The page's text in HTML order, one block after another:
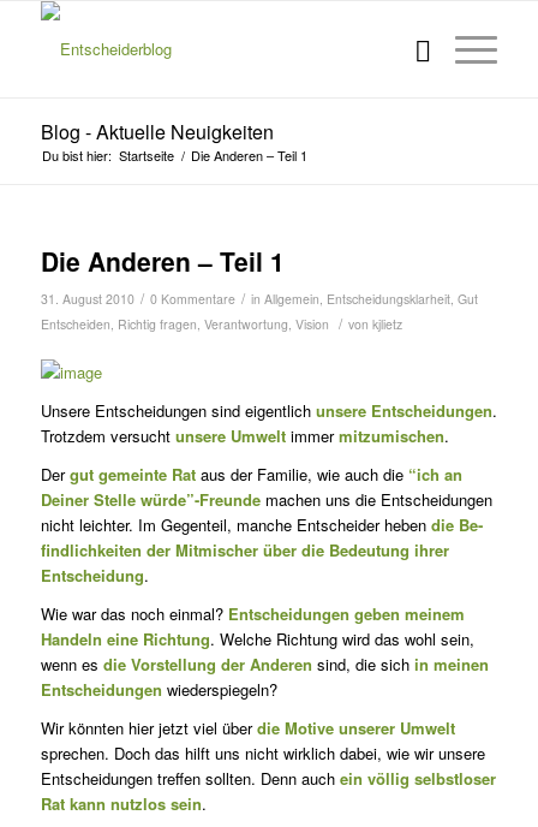
Blog - Aktuelle Neuigkeiten
Du bist hier: Startseite / Die Anderen – Teil 1
Die Anderen – Teil 1
31. August 2010 / 0 Kommentare / in Allgemein, Entscheidungsklarheit, Gut
Entscheiden, Richtig fragen, Verantwortung, Vision / von kjlietz
Unsere Entscheidungen sind eigentlich unsere Entscheidun­gen.
Trotz­dem versucht unsere Umweltimmermitzumischen.
Dergut gemeinte Rataus der Familie, wie auch die “ich an
Deiner Stelle würde”-Freundemachen uns die Entscheidungen
nicht leichter. Im Gegenteil, man­che Entscheider heben die Be­
find­lich­kei­ten der Mitmischer über die Bedeutung ihrer
Entschei­dung.
Wie war das noch einmal? Entscheidungen geben meinem
Handeln eine Richtung. Welche Richtung wird das wohl sein,
wenn es die Vorstellung der Anderen sind, die sich in meinen
Entscheidungen wiederspiegeln?
Wir könnten hier jetzt viel überdie Motive unserer Umwelt
sprechen. Doch das hilft uns nicht wirklich dabei, wie wir unsere
Entscheidungen treffen sollten. Denn auch ein völlig selbstloser
Rat kann nutzlos sein.